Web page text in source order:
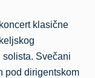
klasične
solista. Svečani
pod dirigentskom